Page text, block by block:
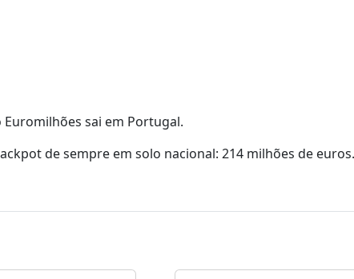
Euromilhões sai em Portugal.
de sempre em solo nacional: 214 milhões de euros.